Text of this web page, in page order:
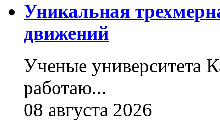
Уникальная
движений
Ученые университета
работаю...
08 августа 2026